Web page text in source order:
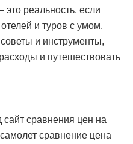
реальность, если
и туров с умом.
и инструменты,
и путешествовать
сайт сравнения цен на
сравнение цена